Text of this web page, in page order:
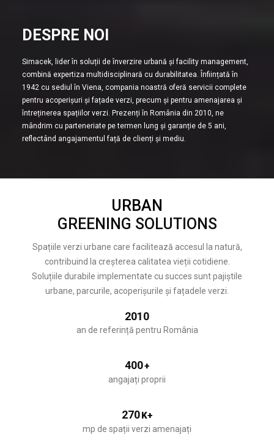
DESPRE NOI
Simacek, lider în soluții de înverzire urbană și facility management,
combină expertiza multidisciplinară cu durabilitatea. Înființată în
1942 cu sediul în Viena, compania noastră oferă servicii complete
pentru acoperișuri și fațade verzi, precum și pentru amenajarea și
întreținerea spațiilor verzi. Prezenți în România din 2010, ne
mândrim cu parteneriate pe termen lung și garanție de 5 ani,
reflectând angajamentul față de clienți și mediu.
URBAN
GREENING SOLUTIONS
Spațiile verzi urbane care facilitează accesul la natură,
contribuind la creșterea calitatea vieții cotidiene.
Soluțiile durabile implementate cu succes sunt pajiștile
urbane, parcurile, acoperișurile și fațadele verzi.
2010
an de referință pentru România
400+
angajați proprii
270K+
mp de spații verzi amenajați